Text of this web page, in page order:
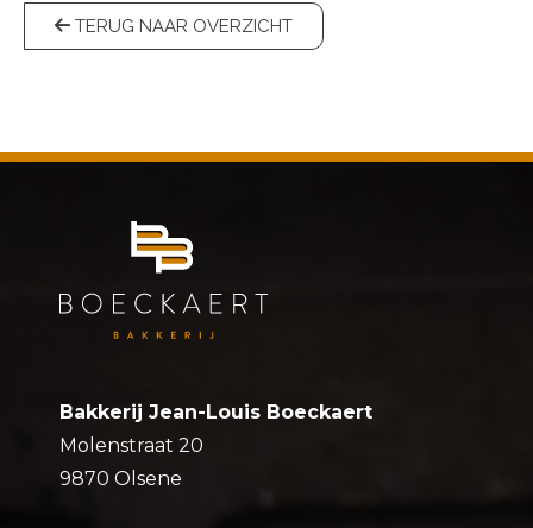
TERUG NAAR OVERZICHT
Bakkerij Jean-Louis Boeckaert
Molenstraat 20
9870 Olsene